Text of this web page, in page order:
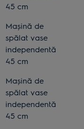
45 cm
Mașină de
spălat vase
independentă
45 cm
Mașină de
spălat vase
independentă
45 cm